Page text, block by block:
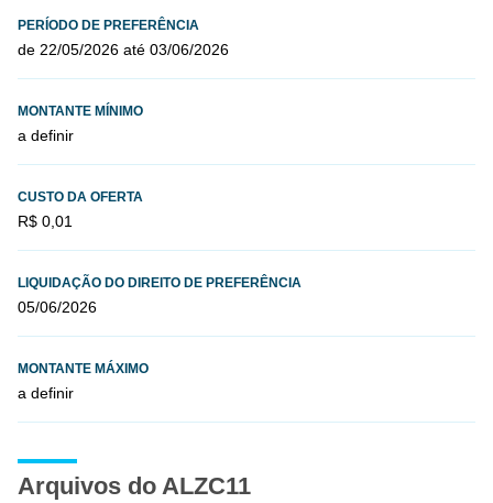
PERÍODO DE PREFERÊNCIA
de 22/05/2026 até 03/06/2026
MONTANTE MÍNIMO
a definir
CUSTO DA OFERTA
R$ 0,01
LIQUIDAÇÃO DO DIREITO DE PREFERÊNCIA
05/06/2026
MONTANTE MÁXIMO
a definir
Arquivos do ALZC11